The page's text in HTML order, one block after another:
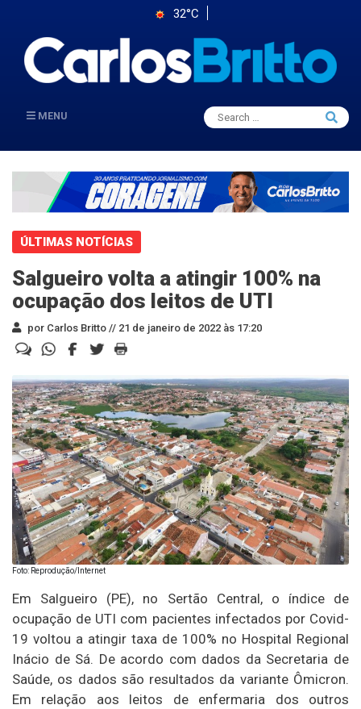
32°C
MENU
Search
for:
Search
ÚLTIMAS NOTÍCIAS
Salgueiro volta a atingir 100% na
ocupação dos leitos de UTI
por Carlos Britto // 21 de janeiro de 2022 às 17:20
Foto: Reprodução/Internet
Em Salgueiro (PE), no Sertão Central, o índice de
ocupação de UTI com pacientes infectados por Covid-
19 voltou a atingir taxa de 100% no Hospital Regional
Inácio de Sá. De acordo com dados da Secretaria de
Saúde, os dados são resultados da variante Ômicron.
Em relação aos leitos de enfermaria dos outros